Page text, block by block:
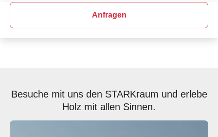
Anfragen
Besuche mit uns den STARKraum und erlebe
Holz mit allen Sinnen.